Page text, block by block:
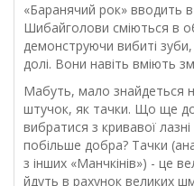
«Баранячий рок» вводить
Шибайголови сміються в
демонструючи вибиті
долі. Вони навіть вміють
Мабуть, мало знайдеться
штучок, як тачки. Що ще
вибратися з кривавої
побільше добра? Тачки
з інших «Манчкінів») - це
йдуть в рахунок великих